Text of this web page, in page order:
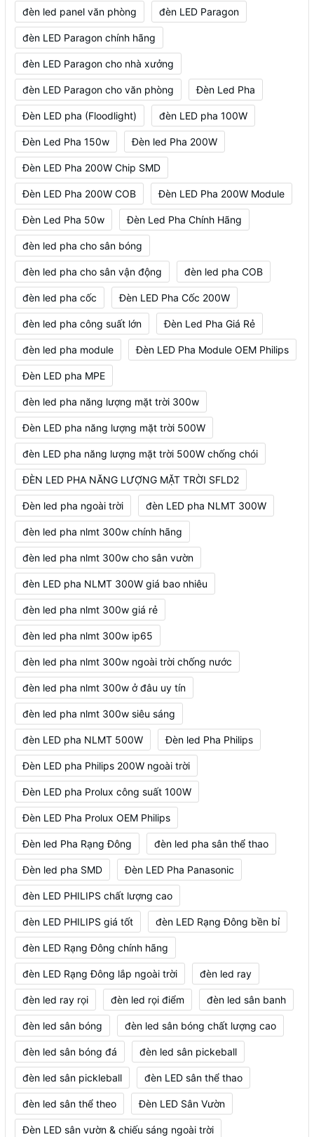
đèn led panel văn phòng đèn LED Paragon
đèn LED Paragon chính hãng
đèn LED Paragon cho nhà xưởng
đèn LED Paragon cho văn phòng Đèn Led Pha
Đèn LED pha (Floodlight) đèn LED pha 100W
Đèn Led Pha 150w Đèn led Pha 200W
Đèn LED Pha 200W Chip SMD
Đèn LED Pha 200W COB Đèn LED Pha 200W Module
Đèn Led Pha 50w Đèn Led Pha Chính Hãng
đèn led pha cho sân bóng
đèn led pha cho sân vận động đèn led pha COB
đèn led pha cốc Đèn LED Pha Cốc 200W
đèn led pha công suất lớn Đèn Led Pha Giá Rẻ
đèn led pha module Đèn LED Pha Module OEM Philips
Đèn LED pha MPE
đèn led pha năng lượng mặt trời 300w
Đèn LED pha năng lượng mặt trời 500W
đèn LED pha năng lượng mặt trời 500W chống chói
ĐÈN LED PHA NĂNG LƯỢNG MẶT TRỜI SFLD2
Đèn led pha ngoài trời đèn LED pha NLMT 300W
đèn led pha nlmt 300w chính hãng
đèn led pha nlmt 300w cho sân vườn
đèn LED pha NLMT 300W giá bao nhiêu
đèn led pha nlmt 300w giá rẻ
đèn led pha nlmt 300w ip65
đèn led pha nlmt 300w ngoài trời chống nước
đèn led pha nlmt 300w ở đâu uy tín
đèn led pha nlmt 300w siêu sáng
đèn LED pha NLMT 500W Đèn led Pha Philips
Đèn LED pha Philips 200W ngoài trời
Đèn LED pha Prolux công suất 100W
Đèn LED Pha Prolux OEM Philips
Đèn led Pha Rạng Đông đèn led pha sân thể thao
Đèn led pha SMD Đèn LED Pha Panasonic
đèn LED PHILIPS chất lượng cao
đèn LED PHILIPS giá tốt đèn LED Rạng Đông bền bỉ
đèn LED Rạng Đông chính hãng
đèn LED Rạng Đông lắp ngoài trời đèn led ray
đèn led ray rọi đèn led rọi điểm đèn led sân banh
đèn led sân bóng đèn led sân bóng chất lượng cao
đèn led sân bóng đá đèn led sân pickeball
đèn led sân pickleball đèn LED sân thể thao
đèn led sân thể theo Đèn LED Sân Vườn
Đèn LED sân vườn & chiếu sáng ngoài trời